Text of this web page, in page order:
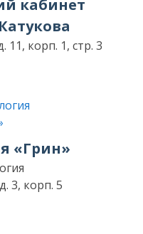
кабинет
корп. 1, стр. 3
«Грин»
3, корп. 5